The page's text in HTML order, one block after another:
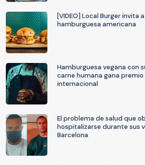
[VIDEO] Local Burger invita
hamburguesa americana
Hamburguesa vegana con
carne humana gana
internacional
El problema de salud que
hospitalizarse durante sus
Barcelona